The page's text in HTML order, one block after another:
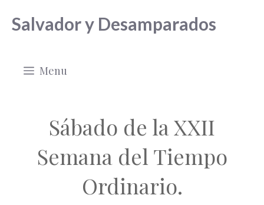
Salvador y Desamparados
Menu
Sábado de la XXII
Semana del Tiempo
Ordinario.